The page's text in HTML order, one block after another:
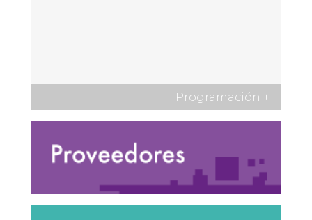
Programación +